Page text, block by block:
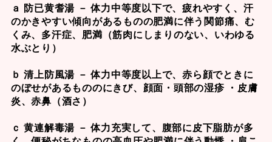
ａ 防已黄耆湯 － 体力中等度以下で、疲れやすく、汗
のかきやすい傾向があるものの肥満に伴う関節痛、む
くみ、多汗症、肥満（筋肉にしまりのない、いわゆる
水ぶとり）
ｂ 清上防風湯 － 体力中等度以上で、赤ら顔でときに
のぼせがあるもののにきび、顔面・頭部の湿疹 ・皮膚
炎、赤鼻（酒さ）
ｃ 黄連解毒湯 － 体力充実して、腹部に皮下脂肪が多